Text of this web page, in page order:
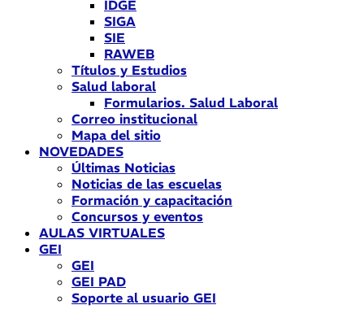
IDGE
SIGA
SIE
RAWEB
Títulos y Estudios
Salud laboral
Formularios. Salud Laboral
Correo institucional
Mapa del sitio
NOVEDADES
Últimas Noticias
Noticias de las escuelas
Formación y capacitación
Concursos y eventos
AULAS VIRTUALES
GEI
GEI
GEI PAD
Soporte al usuario GEI